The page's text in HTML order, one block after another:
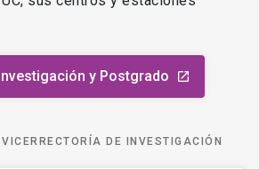
y Postgrado launch
DE INVESTIGACIÓN